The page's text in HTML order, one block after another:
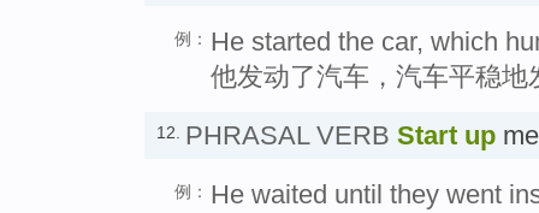
例： He started the car, which
他发动了汽车，汽车平稳地
12. PHRASAL VERB Start up
例： He waited until they went